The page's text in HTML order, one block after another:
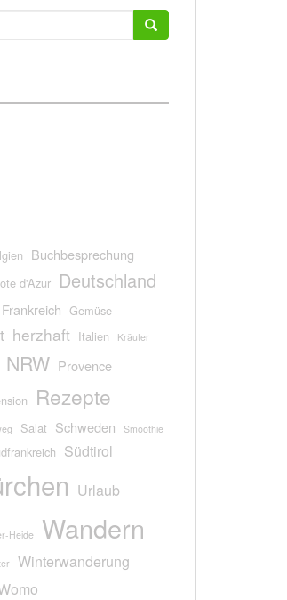
Buchbesprechung
d'Azur Deutschland
Frankreich Gemüse
herzhaft Italien Kräuter
NRW Provence
Rezepte
Salat Schweden Smoothie
Südtirol
Urlaub
Heide Wandern
Winterwanderung